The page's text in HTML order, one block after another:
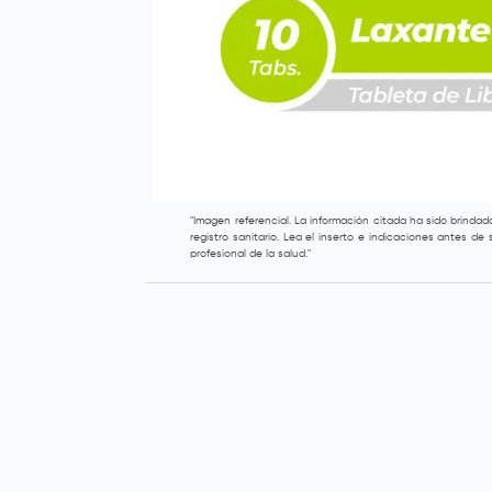
"Imagen referencial. La información citada ha sido
registro sanitario. Lea el inserto e indicaciones antes
profesional de la salud."